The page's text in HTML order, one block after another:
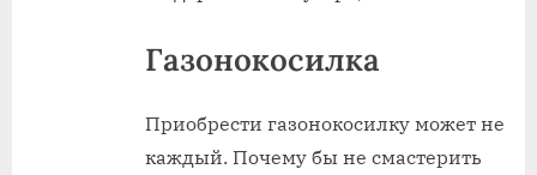
Газонокосилка
Приобрести газонокосилку может не
каждый. Почему бы не смастерить